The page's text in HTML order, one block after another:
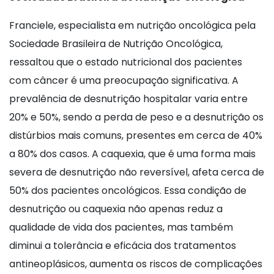
Franciele, especialista em nutrição oncológica pela
Sociedade Brasileira de Nutrição Oncológica,
ressaltou que o estado nutricional dos pacientes
com câncer é uma preocupação significativa. A
prevalência de desnutrição hospitalar varia entre
20% e 50%, sendo a perda de peso e a desnutrição os
distúrbios mais comuns, presentes em cerca de 40%
a 80% dos casos. A caquexia, que é uma forma mais
severa de desnutrição não reversível, afeta cerca de
50% dos pacientes oncológicos. Essa condição de
desnutrição ou caquexia não apenas reduz a
qualidade de vida dos pacientes, mas também
diminui a tolerância e eficácia dos tratamentos
antineoplásicos, aumenta os riscos de complicações